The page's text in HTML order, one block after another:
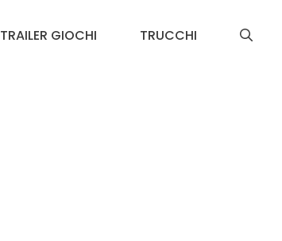
TRAILER GIOCHI TRUCCHI